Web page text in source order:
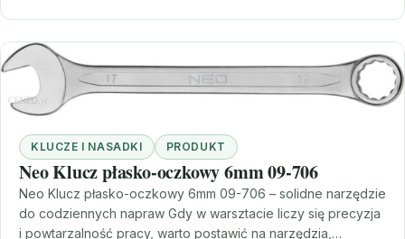
KLUCZE I NASADKI PRODUKT
Neo Klucz płasko-oczkowy 6mm 09-706
Neo Klucz płasko-oczkowy 6mm 09-706 – solidne narzędzie
do codziennych napraw Gdy w warsztacie liczy się precyzja
i powtarzalność pracy, warto postawić na narzędzia,…